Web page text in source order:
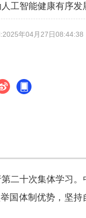
工智能健康有序发
年04月27日08:44:38
十次集体学习。
国体制优势，坚持